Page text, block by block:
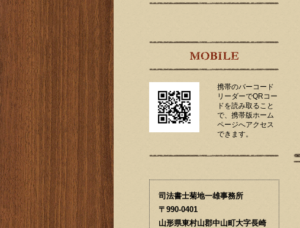
携帯のバーコード
リーダーでQRコー
ドを読み取ること
で、携帯版ホーム
ページへアクセス
できます。
司法書士菊地一雄事務所
〒990-0401
山形県東村山郡中山町大字長崎